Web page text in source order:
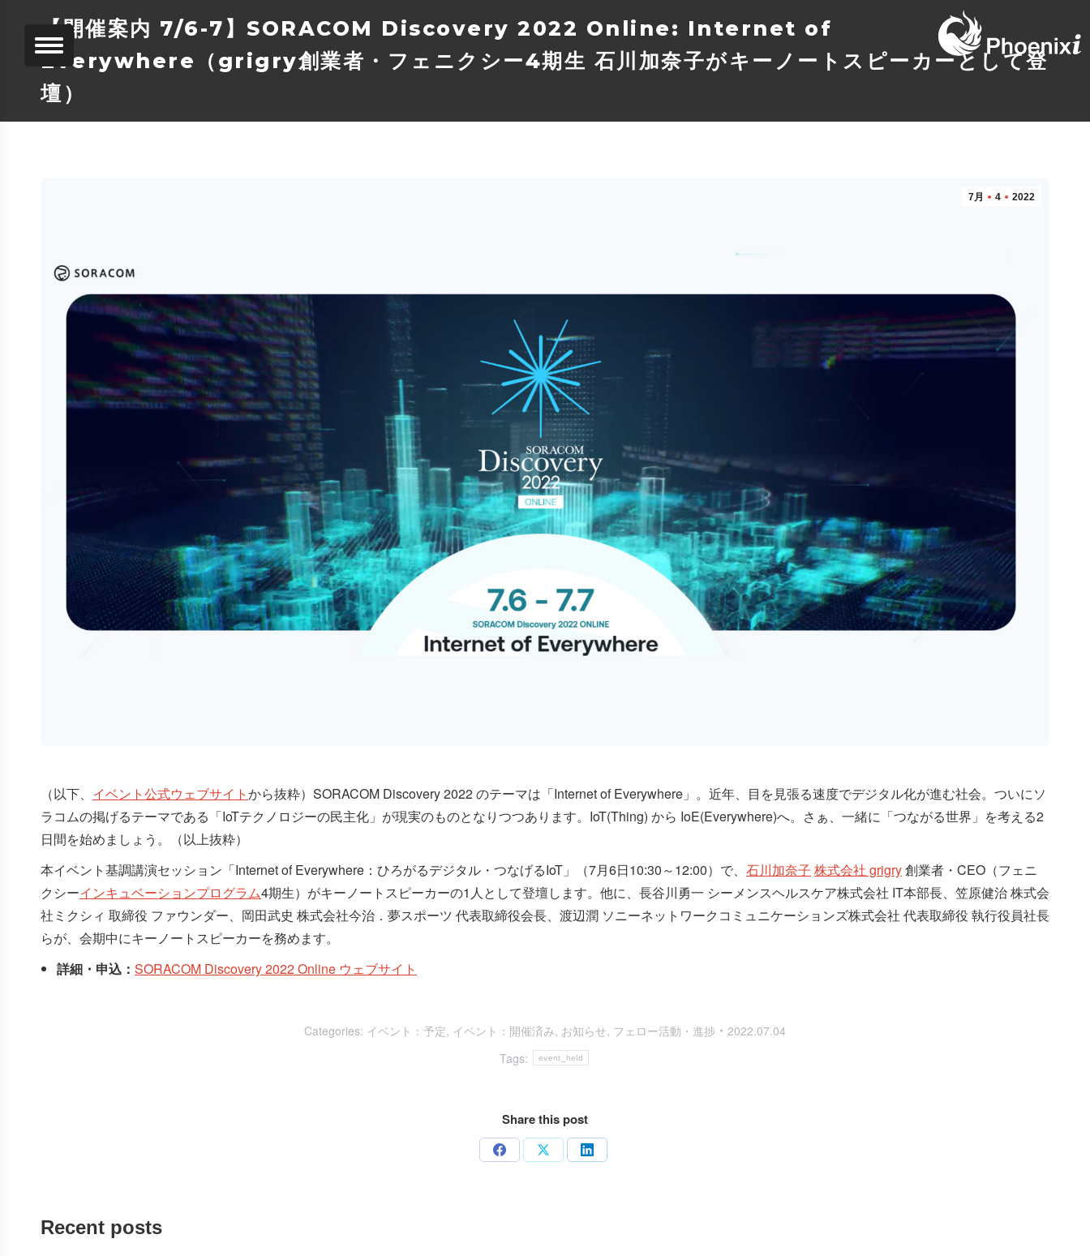
【開催案内 7/6-7】SORACOM Discovery 2022 Online: Internet of
Everywhere（grigry創業者・フェニクシー4期生 石川加奈子がキーノートスピーカーとして登
壇）
7月 4 2022
（以下、 イベント公式ウェブサイトから抜粋）SORACOM Discovery 2022 のテーマは「Internet of Everywhere」。近年、目を見張る速度でデジタル化が進む社会。ついにソ
ラコムの掲げるテーマである「IoTテクノロジーの民主化」が現実のものとなりつつあります。IoT(Thing) から IoE(Everywhere)へ。さぁ、一緒に「つながる世界」を考える2
日間を始めましょう。（以上抜粋）
本イベント基調講演セッション「Internet of Everywhere：ひろがるデジタル・つなげるIoT」（7月6日10:30～12:00）で、 石川加奈子 株式会社 grigry創業者・CEO（フェニ
クシーインキュベーションプログラム4期生）がキーノートスピーカーの1人として登壇します。他に、長谷川勇一 シーメンスヘルスケア株式会社 IT本部長、笠原健治 株式会
社ミクシィ 取締役 ファウンダー、岡田武史 株式会社今治．夢スポーツ 代表取締役会長、渡辺潤 ソニーネットワークコミュニケーションズ株式会社 代表取締役 執行役員社長
らが、会期中にキーノートスピーカーを務めます。
詳細・申込： SORACOM Discovery 2022 Online ウェブサイト
Categories: イベント：予定, イベント：開催済み, お知らせ, フェロー活動・進捗
2022.07.04
Tags:
event_held
Share this post
Share Share Share
Recent posts